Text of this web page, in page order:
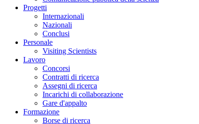
Progetti
Internazionali
Nazionali
Conclusi
Personale
Visiting Scientists
Lavoro
Concorsi
Contratti di ricerca
Assegni di ricerca
Incarichi di collaborazione
Gare d'appalto
Formazione
Borse di ricerca